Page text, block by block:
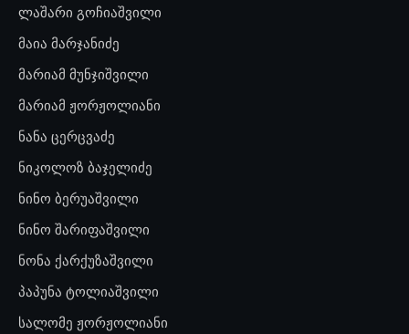
ლაშარი გოჩიაშვილი
მაია მარჯანიძე
მარიამ მუნჯიშვილი
მარიამ ჟორჟოლიანი
ნანა ცერცვაძე
ნიკოლოზ ბაჯელიძე
ნინო ბერუაშვილი
ნინო შარიფაშვილი
ნონა ქარქუზაშვილი
პაპუნა ტოლიაშვილი
სალომე ჟორჟოლიანი